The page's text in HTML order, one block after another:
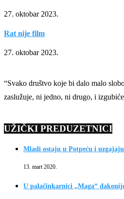
27. oktobar 2023.
Rat nije film
27. oktobar 2023.
“Svako društvo koje bi dalo malo
zaslužuje, ni jedno, ni drugo, i
UŽIČKI PREDUZETNICI
Mladi ostaju u Potpeću i
13. mart 2020.
U palačinkarnici „Maga“